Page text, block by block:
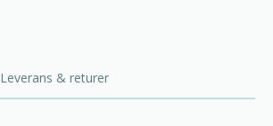
Leverans & returer